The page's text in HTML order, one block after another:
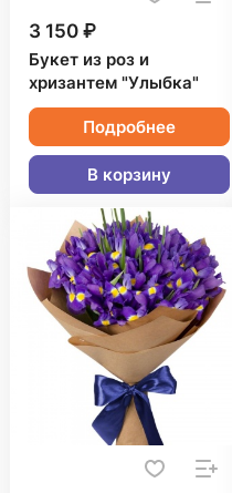
3 150 ₽
Букет из роз и
хризантем "Улыбка"
Подробнее
В корзину